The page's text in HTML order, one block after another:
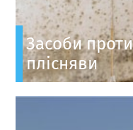
Засоби
плісняви